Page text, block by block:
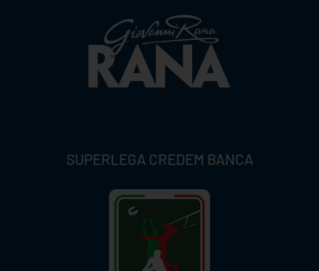
SUPERLEGA CREDEM BANCA